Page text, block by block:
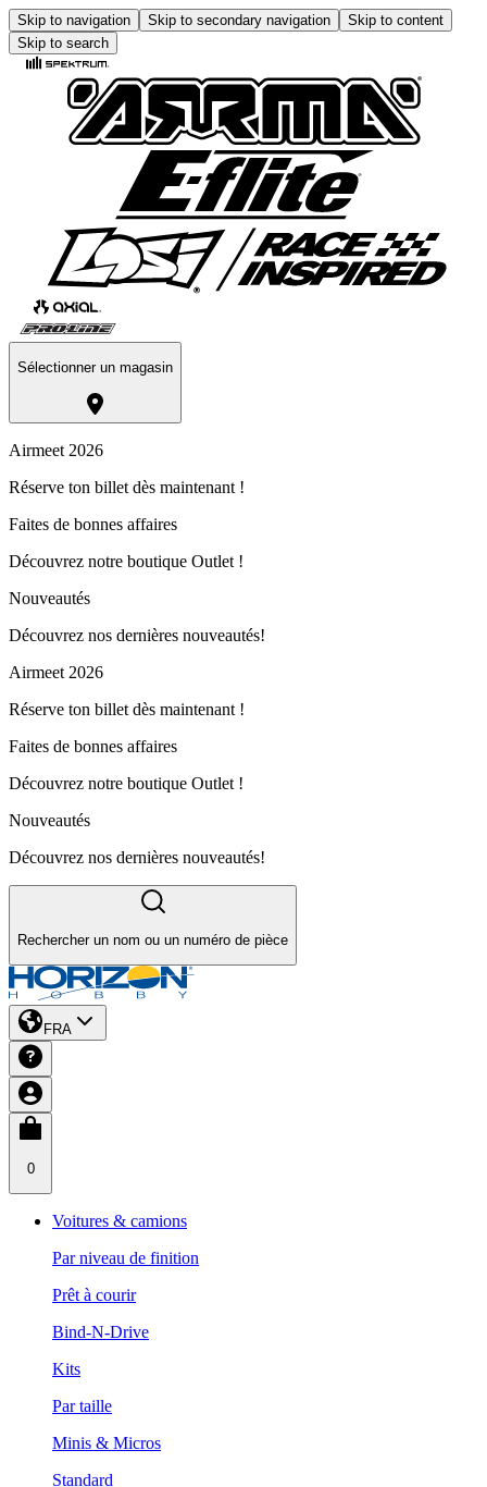
Skip to navigation Skip to secondary navigation
Skip to content
Skip to search
Sélectionner un magasin
Airmeet 2026
Réserve ton billet dès maintenant !
Faites de bonnes affaires
Découvrez notre boutique Outlet !
Nouveautés
Découvrez nos dernières nouveautés!
Airmeet 2026
Réserve ton billet dès maintenant !
Faites de bonnes affaires
Découvrez notre boutique Outlet !
Nouveautés
Découvrez nos dernières nouveautés!
Rechercher un nom ou un numéro de pièce
FRA
0
Voitures & camions
Par niveau de finition
Prêt à courir
Bind-N-Drive
Kits
Par taille
Minis & Micros
Standard